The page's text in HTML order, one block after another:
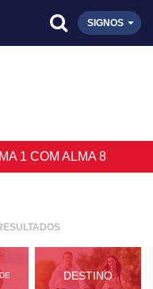
SIGNOS
1 COM ALMA 8
DESTINO